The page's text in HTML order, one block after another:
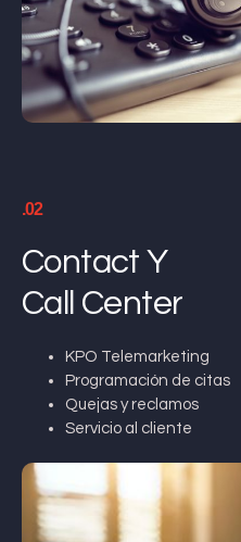
.02
Contact Y
Call Center
KPO Telemarketing
Programación de citas
Quejas y reclamos
Servicio al cliente